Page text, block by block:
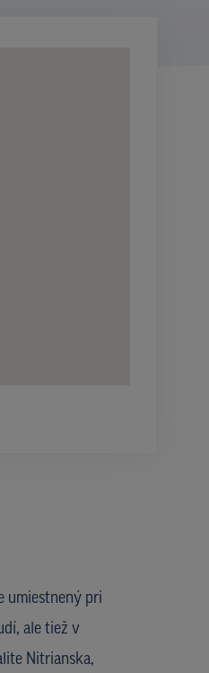
umiestnený pri
ale tiež v
Nitrianska,